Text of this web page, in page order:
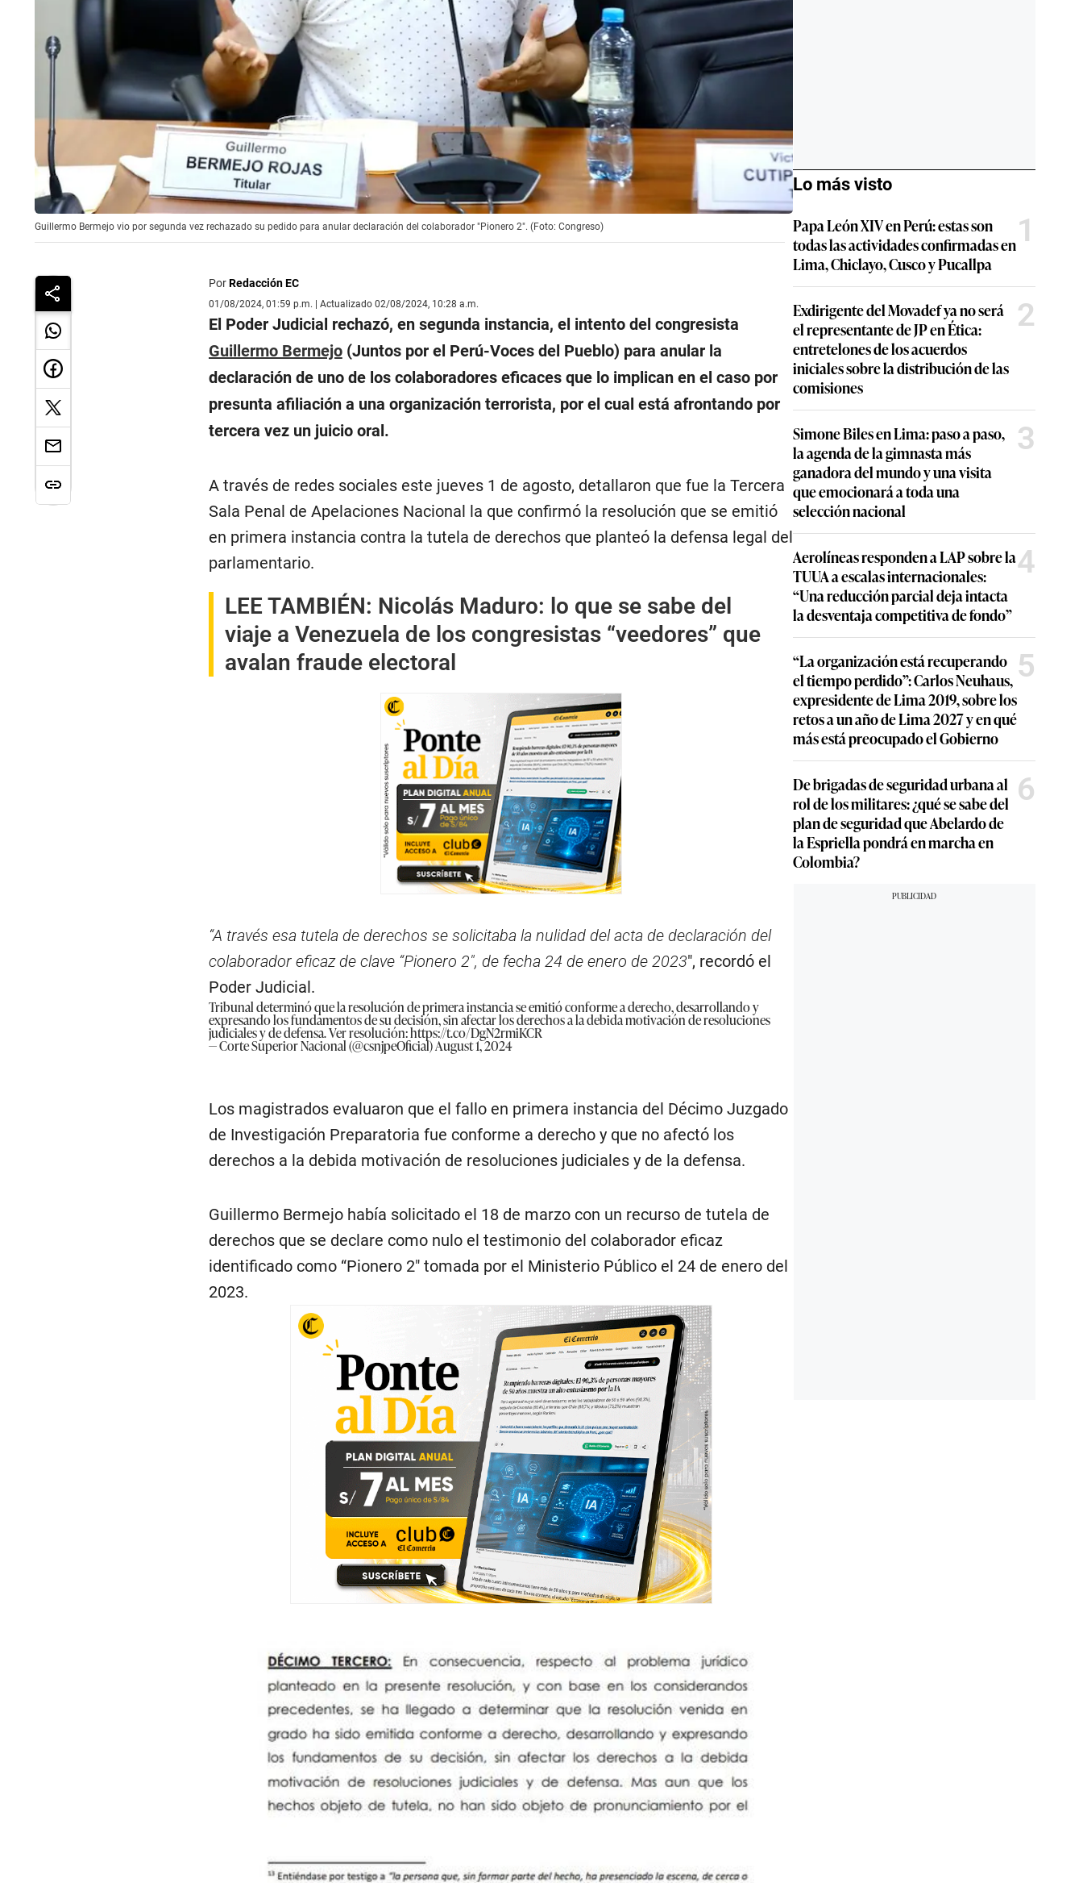
Guillermo Bermejo vio por segunda vez rechazado su pedido para anular declaración del colaborador "Pionero 2". (Foto: Congreso)
PorRedacción EC
01/08/2024, 01:59 p.m. | Actualizado 02/08/2024, 10:28 a.m.
El Poder Judicial rechazó, en segunda instancia, el intento del congresista
Guillermo Bermejo(Juntos por el Perú-Voces del Pueblo) para anular la
declaración de uno de los colaboradores eficaces que lo implican en el caso por
presunta afiliación a una organización terrorista, por el cual está afrontando por
tercera vez un juicio oral.
A través de redes sociales este jueves 1 de agosto, detallaron que fue la Tercera
Sala Penal de Apelaciones Nacional la que confirmó la resolución que se emitió
en primera instancia contra la tutela de derechos que planteó la defensa legal del
parlamentario.
LEE TAMBIÉN: Nicolás Maduro: lo que se sabe del
viaje a Venezuela de los congresistas “veedores” que
avalan fraude electoral
“A través esa tutela de derechos se solicitaba la nulidad del acta de declaración del
colaborador eficaz de clave “Pionero 2″, de fecha 24 de enero de 2023″, recordó el
Poder Judicial.
Tribunal determinó que la resolución de primera instancia se emitió conforme a derecho, desarrollando y
expresando los fundamentos de su decisión, sin afectar los derechos a la debida motivación de resoluciones
judiciales y de defensa. Ver resolución:https://t.co/DgN2rmiKCR
— Corte Superior Nacional (@csnjpeOficial)August 1, 2024
Los magistrados evaluaron que el fallo en primera instancia del Décimo Juzgado
de Investigación Preparatoria fue conforme a derecho y que no afectó los
derechos a la debida motivación de resoluciones judiciales y de la defensa.
Guillermo Bermejo había solicitado el 18 de marzo con un recurso de tutela de
derechos que se declare como nulo el testimonio del colaborador eficaz
identificado como “Pionero 2″ tomada por el Ministerio Público el 24 de enero del
2023.
Lo más visto
Papa León XIV en Perú: estas son
todas las actividades confirmadas en
Lima, Chiclayo, Cusco y Pucallpa
1
Exdirigente del Movadef ya no será
el representante de JP en Ética:
entretelones de los acuerdos
iniciales sobre la distribución de las
comisiones
2
Simone Biles en Lima: paso a paso,
la agenda de la gimnasta más
ganadora del mundo y una visita
que emocionará a toda una
selección nacional
3
Aerolíneas responden a LAP sobre la
TUUA a escalas internacionales:
“Una reducción parcial deja intacta
la desventaja competitiva de fondo”
4
“La organización está recuperando
el tiempo perdido”: Carlos Neuhaus,
expresidente de Lima 2019, sobre los
retos a un año de Lima 2027 y en qué
más está preocupado el Gobierno
5
De brigadas de seguridad urbana al
rol de los militares: ¿qué se sabe del
plan de seguridad que Abelardo de
la Espriella pondrá en marcha en
Colombia?
6